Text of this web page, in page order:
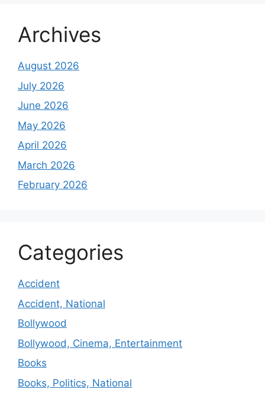
Archives
August 2026
July 2026
June 2026
May 2026
April 2026
March 2026
February 2026
Categories
Accident
Accident, National
Bollywood
Bollywood, Cinema, Entertainment
Books
Books, Politics, National